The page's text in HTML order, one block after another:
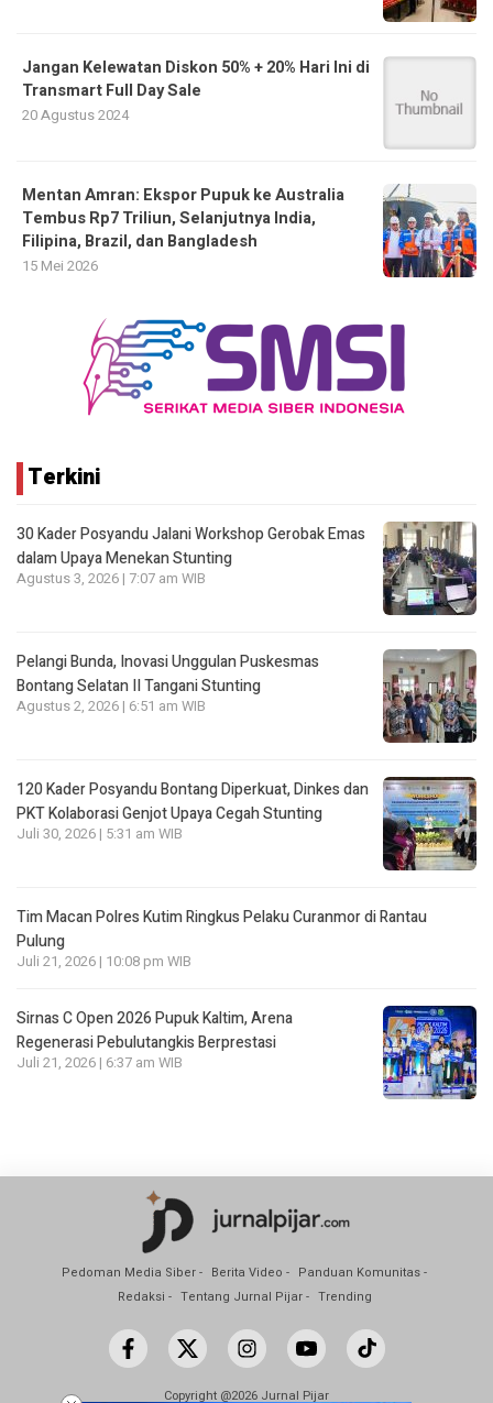
Jangan Kelewatan Diskon 50% + 20% Hari Ini di
Transmart Full Day Sale
20 Agustus 2024
Mentan Amran: Ekspor Pupuk ke Australia
Tembus Rp7 Triliun, Selanjutnya India,
Filipina, Brazil, dan Bangladesh
15 Mei 2026
Terkini
30 Kader Posyandu Jalani Workshop Gerobak Emas
dalam Upaya Menekan Stunting
Agustus 3, 2026 | 7:07 am WIB
Pelangi Bunda, Inovasi Unggulan Puskesmas
Bontang Selatan II Tangani Stunting
Agustus 2, 2026 | 6:51 am WIB
120 Kader Posyandu Bontang Diperkuat, Dinkes dan
PKT Kolaborasi Genjot Upaya Cegah Stunting
Juli 30, 2026 | 5:31 am WIB
Tim Macan Polres Kutim Ringkus Pelaku Curanmor di Rantau
Pulung
Juli 21, 2026 | 10:08 pm WIB
Sirnas C Open 2026 Pupuk Kaltim, Arena
Regenerasi Pebulutangkis Berprestasi
Juli 21, 2026 | 6:37 am WIB
Pedoman Media Siber Berita Video
Panduan Komunitas
Redaksi
Tentang Jurnal Pijar Trending
Copyright @2026 Jurnal Pijar